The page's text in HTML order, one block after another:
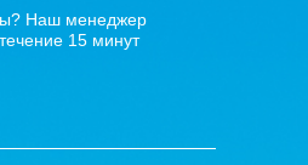
Наш менеджер
15 минут